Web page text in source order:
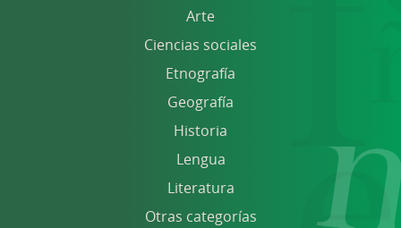
Arte
Ciencias sociales
Etnografía
Geografía
Historia
Lengua
Literatura
Otras categorías